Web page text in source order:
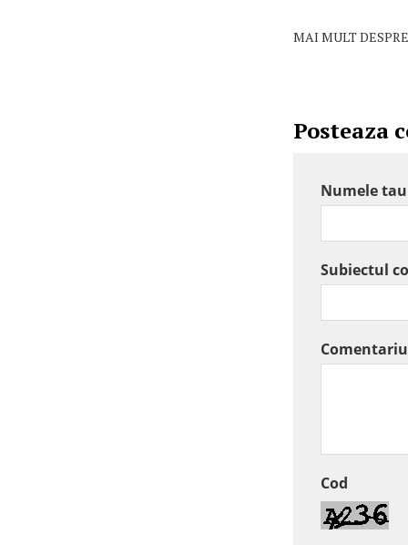
MAI MULT
Posteaza
Numele tau
Subiectul
Cod